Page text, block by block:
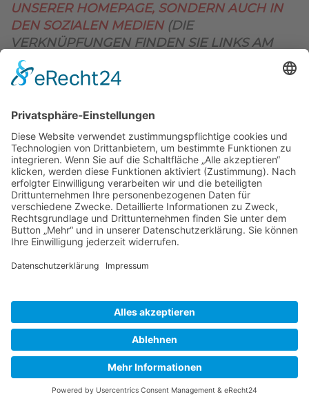
UNSERER HOMEPAGE, SONDERN AUCH IN
DEN SOZIALEN MEDIEN (DIE
VERKNÜPFUNGEN FINDEN SIE LINKS AM
OBEREN SEITENRAND)
BIENENZUCHTVEREIN SULZBACH-ROSENBERG
1871 E.V.
1. Vorsitzender
Matthias Bohmann
Siebeneichen 13
92237 Sulzbach-Rosenberg
E-Mail: vorstand@bienenzuchtverein-sulzbach-
Copyright © Bienenzuchtverein
Sulzbach-Rosenberg 1871 e.V.
Kontakt|Impressum|Datenschutzerklärung|
Cookie-Einstellungen